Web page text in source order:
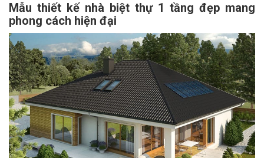
Mẫu thiết kế nhà biệt thự 1 tầng đẹp mang
phong cách hiện đại